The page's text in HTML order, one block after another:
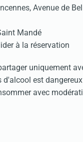
Avenue de
Mandé
à la réservation
uniquement
d'alcool est
avec